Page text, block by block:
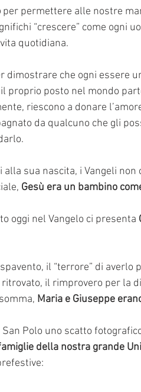
per permettere alle nostre
“crescere” come ogni
quotidiana.
dimostrare che ogni essere
proprio posto nel mondo
riescono a donare
da qualcuno che gli
sua nascita, i Vangeli
Gesù era un bambino
oggi nel Vangelo ci presenta
il “terrore” di averlo
ritrovato, il rimprovero per la
Maria e Giuseppe
Polo uno scatto
della nostra grande